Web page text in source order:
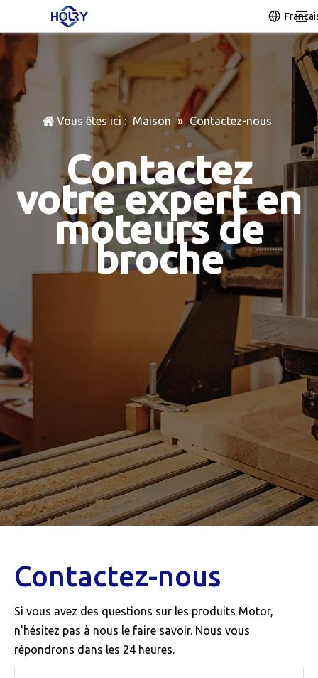
Vous êtes ici : Maison » Contactez-nous
Contactez
votre expert en
moteurs de
broche
Contactez-nous
Si vous avez des questions sur les produits Motor,
n'hésitez pas à nous le faire savoir. Nous vous
répondrons dans les 24 heures.